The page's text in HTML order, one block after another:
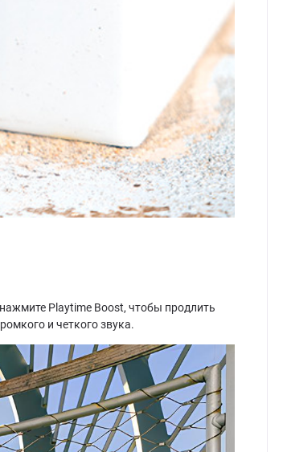
Playtime Boost, чтобы продлить
и четкого звука.